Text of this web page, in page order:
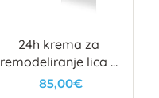
24h krema za
remodeliranje lica s
lifting učinkom
85,00€